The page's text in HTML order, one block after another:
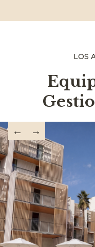
LOS
← →